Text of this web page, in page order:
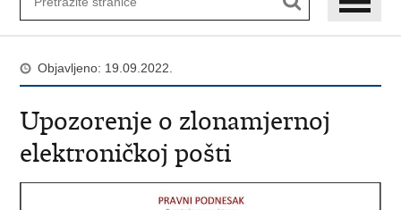
Objavljeno: 19.09.2022.
Upozorenje o zlonamjernoj
elektroničkoj pošti